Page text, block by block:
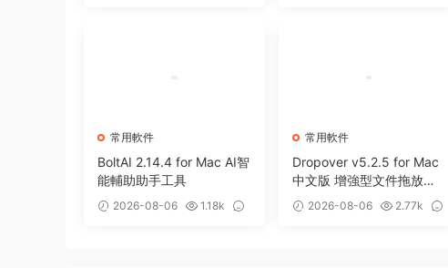
常用軟件
BoltAI 2.14.4 for Mac AI智
能輔助助手工具
2026-08-06
1.18k
常用軟件
Dropover v5.2.5 for Mac
中文版 增強型文件拖放暫
存備用整理工具
2026-08-06
2.77k